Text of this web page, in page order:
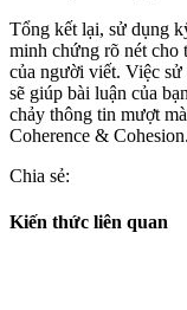
Tổng kết lại, sử dụng
minh chứng rõ nét cho
của người viết. Việc
sẽ giúp bài luận của
chảy thông tin mượt
Coherence & Cohesion.
Chia sẻ:
Kiến thức liên quan